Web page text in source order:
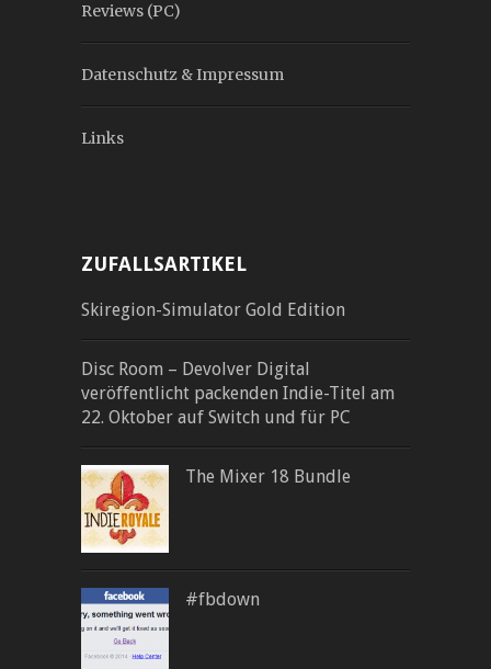
Reviews (PC)
Datenschutz & Impressum
Links
ZUFALLSARTIKEL
Skiregion-Simulator Gold Edition
Disc Room – Devolver Digital
veröffentlicht packenden Indie-Titel am
22. Oktober auf Switch und für PC
The Mixer 18 Bundle
#fbdown